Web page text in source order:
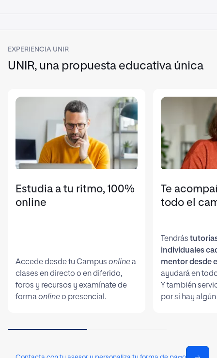
EXPERIENCIA UNIR
UNIR, una propuesta educativa única
Estudia a tu ritmo, 100%
online
Accede desde tu Campus onlinea
clases en directo o en diferido,
foros y recursos y examínate de
formaonlineo presencial.
Te
todo el
Tendrás
individuales
mentor desde
ayudará en
Y también
por si hay